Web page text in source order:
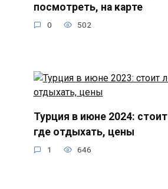
посмотреть, на карте
0 502
Турция в июне 2024:
где отдыхать, цены
1 646